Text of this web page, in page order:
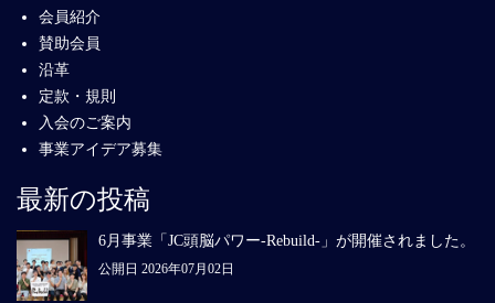
会員紹介
賛助会員
沿革
定款・規則
入会のご案内
事業アイデア募集
最新の投稿
6月事業「JC頭脳パワー-Rebuild-」が開催されました。
公開日 2026年07月02日